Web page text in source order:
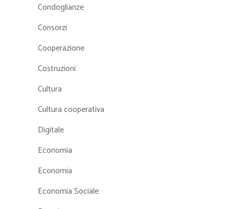
Condoglianze
Consorzi
Cooperazione
Costruzioni
Cultura
Cultura cooperativa
Digitale
Economia
Economia
Economia Sociale